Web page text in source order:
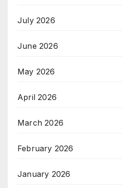
July 2026
June 2026
May 2026
April 2026
March 2026
February 2026
January 2026